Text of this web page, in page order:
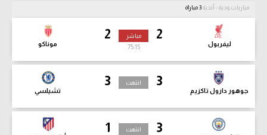
مباريات ودية - أندية
2
ليفربول
2
موناكو
مباشر
75:17
3
جوهور دارول تاكزيم
3
تشيلسي
انتهت
3
1 انتهت